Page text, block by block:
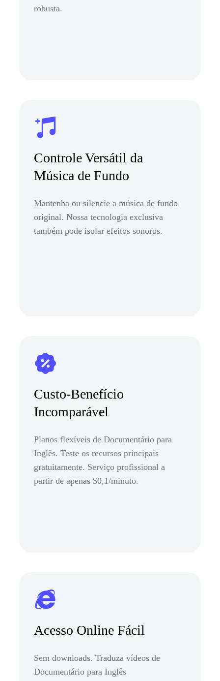
robusta.
Controle Versátil da
Música de Fundo
Mantenha ou silencie a música de fundo
original. Nossa tecnologia exclusiva
também pode isolar efeitos sonoros.
Custo-Benefício
Incomparável
Planos flexíveis de Documentário para
Inglês. Teste os recursos principais
gratuitamente. Serviço profissional a
partir de apenas $0,1/minuto.
Acesso Online Fácil
Sem downloads. Traduza vídeos de
Documentário para Inglês